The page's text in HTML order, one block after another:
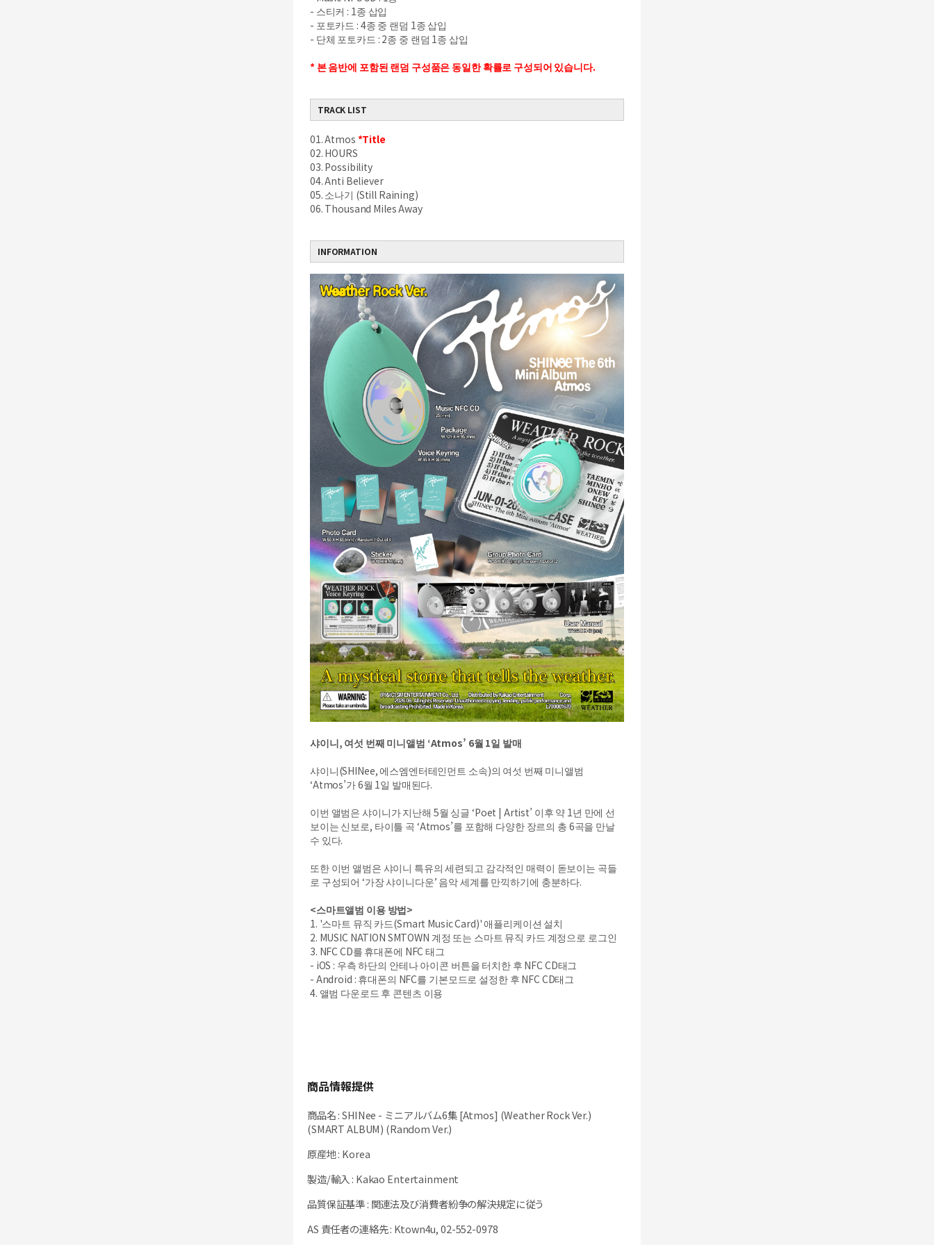
- 스티커 : 1종 삽입
- 포토카드 : 4종 중 랜덤 1종 삽입
- 단체 포토카드 : 2종 중 랜덤 1종 삽입
* 본 음반에 포함된 랜덤 구성품은 동일한 확률로 구성되어 있습니다.
TRACK LIST
01. Atmos *Title
02. HOURS
03. Possibility
04. Anti Believer
05. 소나기 (Still Raining)
06. Thousand Miles Away
INFORMATION
샤이니, 여섯 번째 미니앨범 ‘Atmos’ 6월 1일 발매
샤이니(SHINee, 에스엠엔터테인먼트 소속)의 여섯 번째 미니앨범
‘Atmos’가 6월 1일 발매된다.
이번 앨범은 샤이니가 지난해 5월 싱글 ‘Poet | Artist’ 이후 약 1년 만에 선
보이는 신보로, 타이틀 곡 ‘Atmos’를 포함해 다양한 장르의 총 6곡을 만날
수 있다.
또한 이번 앨범은 샤이니 특유의 세련되고 감각적인 매력이 돋보이는 곡들
로 구성되어 ‘가장 샤이니다운’ 음악 세계를 만끽하기에 충분하다.
<스마트앨범 이용 방법>
1. '스마트 뮤직 카드(Smart Music Card)' 애플리케이션 설치
2. MUSIC NATION SMTOWN 계정 또는 스마트 뮤직 카드 계정으로 로그인
3. NFC CD를 휴대폰에 NFC 태그
- iOS : 우측 하단의 안테나 아이콘 버튼을 터치한 후 NFC CD태그
- Android : 휴대폰의 NFC를 기본모드로 설정한 후 NFC CD태그
4. 앨범 다운로드 후 콘텐츠 이용
商品情報提供
商品名:SHINee - ミニアルバム6集 [Atmos] (Weather Rock Ver.)
(SMART ALBUM) (Random Ver.)
原産地: Korea
製造/輸入 : Kakao Entertainment
品質保証基準: 関連法及び消費者紛争の解決規定に従う
AS 責任者の連絡先: Ktown4u, 02-552-0978